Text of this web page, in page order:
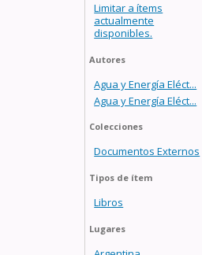
Limitar a ítems
actualmente
disponibles.
Autores
Agua y Energía Eléct...
Agua y Energía Eléct...
Colecciones
Documentos Externos
Tipos de ítem
Libros
Lugares